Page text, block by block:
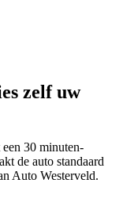
zelf uw
30 minuten-
de auto standaard
Auto Westerveld.